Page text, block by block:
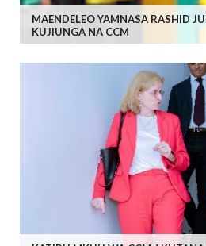
MAENDELEO YAMNASA RASHID
KUJIUNGA NA CCM